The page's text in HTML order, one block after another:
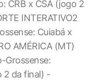
CRB x CSA (jogo 2
INTERATIVO2
Cuiabá x
AMÉRICA (MT)
Grossense:
2 da final) -